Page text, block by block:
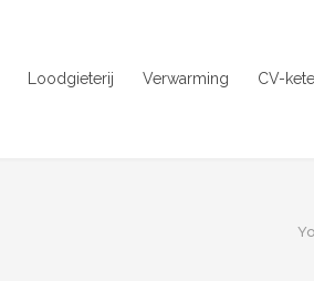
Loodgieterij Verwarming CV-ketel